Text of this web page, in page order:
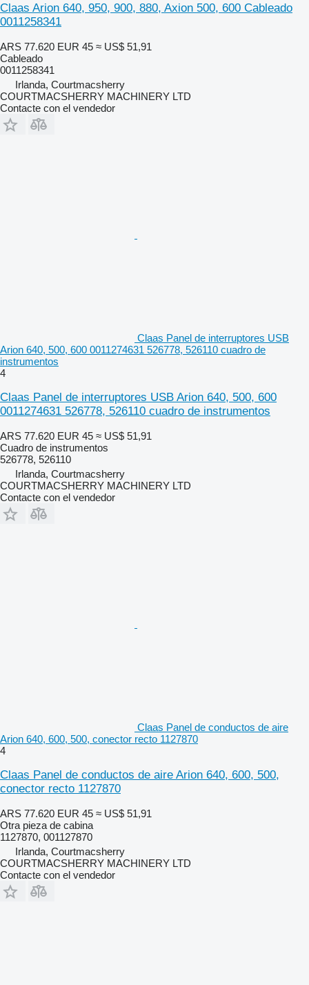
Claas Arion 640, 950, 900, 880, Axion 500, 600 Cableado
0011258341
ARS 77.620 EUR 45 ≈ US$ 51,91
Cableado
0011258341
Irlanda, Courtmacsherry
COURTMACSHERRY MACHINERY LTD
Contacte con el vendedor
Claas Panel de interruptores USB
Arion 640, 500, 600 0011274631 526778, 526110 cuadro de
instrumentos
4
Claas Panel de interruptores USB Arion 640, 500, 600
0011274631 526778, 526110 cuadro de instrumentos
ARS 77.620 EUR 45 ≈ US$ 51,91
Cuadro de instrumentos
526778, 526110
Irlanda, Courtmacsherry
COURTMACSHERRY MACHINERY LTD
Contacte con el vendedor
Claas Panel de conductos de aire
Arion 640, 600, 500, conector recto 1127870
4
Claas Panel de conductos de aire Arion 640, 600, 500,
conector recto 1127870
ARS 77.620 EUR 45 ≈ US$ 51,91
Otra pieza de cabina
1127870, 001127870
Irlanda, Courtmacsherry
COURTMACSHERRY MACHINERY LTD
Contacte con el vendedor